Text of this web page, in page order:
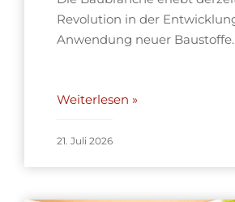
Revolution in der
Anwendung neuer
Weiterlesen »
21. Juli 2026